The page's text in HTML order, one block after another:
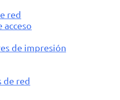
red
acceso
de impresión
de red